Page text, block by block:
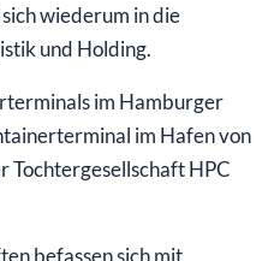
wiederum in die
und Holding.
im Hamburger
im Hafen von
Tochtergesellschaft HPC
befassen sich mit